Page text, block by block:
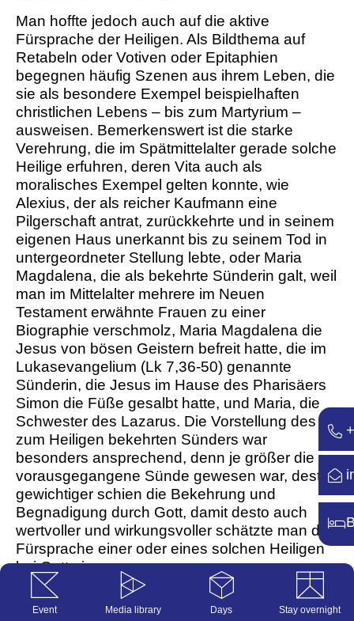
Man hoffte jedoch auch auf die aktive
Fürsprache der Heiligen. Als Bildthema auf
Retabeln oder Votiven oder Epitaphien
begegnen häufig Szenen aus ihrem Leben, die
sie als besondere Exempel beispielhaften
christlichen Lebens – bis zum Martyrium –
ausweisen. Bemerkenswert ist die starke
Verehrung, die im Spätmittelalter gerade solche
Heilige erfuhren, deren Vita auch als
moralisches Exempel gelten konnte, wie
Alexius, der als reicher Kaufmann eine
Pilgerschaft antrat, zurückkehrte und in seinem
eigenen Haus unerkannt bis zu seinem Tod in
untergeordneter Stellung lebte, oder Maria
Magdalena, die als bekehrte Sünderin galt, weil
man im Mittelalter mehrere im Neuen
Testament erwähnte Frauen zu einer
Biographie verschmolz, Maria Magdalena die
Jesus von bösen Geistern befreit hatte, die im
Lukasevangelium (Lk 7,36-50) genannte
Sünderin, die Jesus im Hause des Pharisäers
Simon die Füße gesalbt hatte, und Maria, die
Schwester des Lazarus. Die Vorstellung des
zum Heiligen bekehrten Sünders war
besonders ansprechend, denn je größer die
vorausgegangene Sünde gewesen war, desto
gewichtiger schien die Bekehrung und
Begnadigung durch Gott, damit desto auch
wertvoller und wirkungsvoller schätzte man die
Fürsprache einer oder eines solchen Heiligen
bei Gott ein.
Besonderer Ausdruck der Heiligenverehrung
war die intensive Verehrung der Reliquien,
Event Media library Days Stay overnight